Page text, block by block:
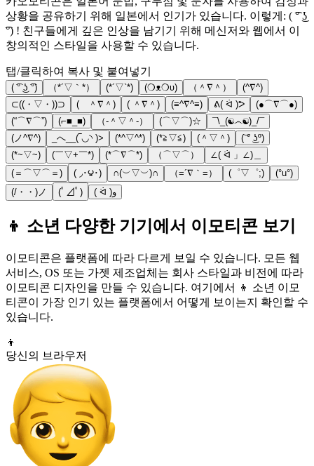
상황을 공유하기 위해 일본에서 인기가 있습니다. 이렇게: ( ͡° ͜ʖ
͡°) ! 친구들에게 깊은 인상을 남기기 위해 메신저와 웹에서 이
창의적인 스타일을 사용할 수 있습니다.
탭/클릭하여 복사 및 붙여넣기
( ͡° ͜ʖ ͡°) （*´▽｀*） (*´▽`*) (❍ᴥ❍ʋ) （＾∇＾）
(^∇^)
⊂((・▽・))⊃
( ＾∇＾) ( ＾∇＾) (≡^∇^≡) ᕕ( ᐛ )ᕗ
(●⌒∇⌒●)
(“⌒∇⌒”)
(⌐■_■) （‐＾▽＾‐） (⌒▽⌒)☆
¯\_(☯෴☯)_/¯
(ノ^∇^)
_へ__(‾◡◝ )> (*^▽^*) (*≧▽≦) (＾▽＾)
(͝ ° ͜ʖº)
(*~▽~)
(￣▽+￣*) (*⌒∇⌒*) （⌒▽⌒）
∠( ᐛ 」∠)＿
(＝⌒▽⌒＝)
( ◞･౪･) ∩(︶▽︶)∩ （=´∇｀=） (゜▽゜;)
(°u°)
(/・・)ノ
(ﾟ⊿ﾟ) ( ᐛ )و
👦 소년 다양한 기기에서 이모티콘 보기
이모티콘은 플랫폼에 따라 다르게 보일 수 있습니다. 모든 웹
서비스, OS 또는 가젯 제조업체는 회사 스타일과 비전에 따라
이모티콘 디자인을 만들 수 있습니다. 여기에서 👦 소년 이모
티콘이 가장 인기 있는 플랫폼에서 어떻게 보이는지 확인할 수
있습니다.
👦
당신의 브라우저